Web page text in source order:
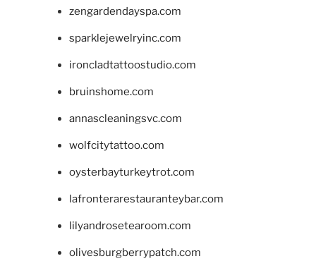
zengardendayspa.com
sparklejewelryinc.com
ironcladtattoostudio.com
bruinshome.com
annascleaningsvc.com
wolfcitytattoo.com
oysterbayturkeytrot.com
lafronterarestauranteybar.com
lilyandrosetearoom.com
olivesburgberrypatch.com